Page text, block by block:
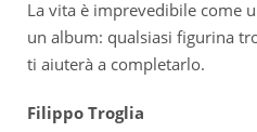
La vita è imprevedibile come
un album: qualsiasi figurina
ti aiuterà a completarlo.
Filippo Troglia